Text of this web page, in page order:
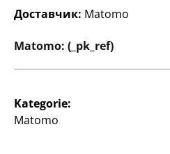
1
Валутен курс
Доставчик: Matomo
Matomo: (_pk_ref)
Kategorie:
Matomo